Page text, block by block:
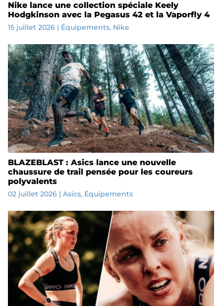
Nike lance une collection spéciale Keely
Hodgkinson avec la Pegasus 42 et la Vaporfly 4
15 juillet 2026| Équipements, Nike
BLAZEBLAST : Asics lance une nouvelle
chaussure de trail pensée pour les coureurs
polyvalents
02 juillet 2026| Asics, Équipements